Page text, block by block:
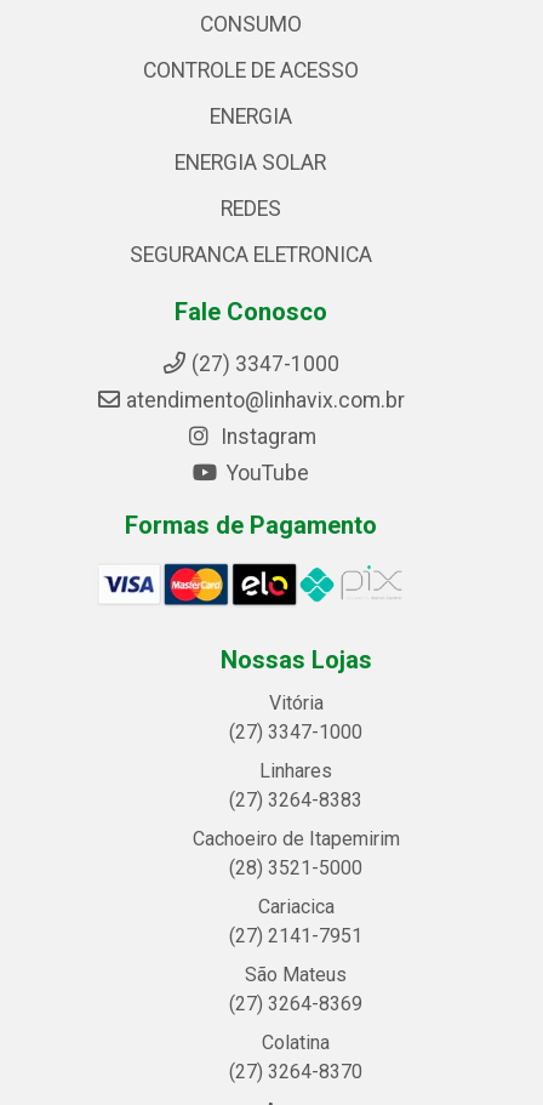
CONSUMO
CONTROLE DE ACESSO
ENERGIA
ENERGIA SOLAR
REDES
SEGURANCA ELETRONICA
Fale Conosco
(27) 3347-1000
atendimento@linhavix.com.br
Instagram
YouTube
Formas de Pagamento
Nossas Lojas
Vitória
(27) 3347-1000
Linhares
(27) 3264-8383
Cachoeiro de Itapemirim
(28) 3521-5000
Cariacica
(27) 2141-7951
São Mateus
(27) 3264-8369
Colatina
(27) 3264-8370